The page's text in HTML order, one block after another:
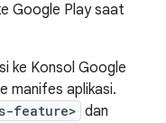
Google Play saat
ke Konsol Google
manifes aplikasi.
feature> dan